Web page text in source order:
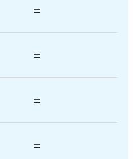
=
=
=
=